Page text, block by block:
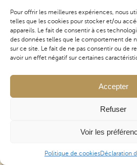
Pour offrir les meilleures expériences, nous
telles que les cookies pour stocker et/ou
appareils. Le fait de consentir à ces
des données telles que le comportement de
sur ce site. Le fait de ne pas consentir ou de
avoir un effet négatif sur certaines
Accepter
Refuser
Voir les
Politique de cookiesDéclaration